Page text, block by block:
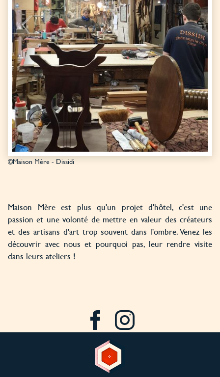
©Maison Mère - Dissidi
Maison Mère est plus qu'un projet d'hôtel, c'est une
passion et une volonté de mettre en valeur des créateurs
et des artisans d'art trop souvent dans l'ombre. Venez les
découvrir avec nous et pourquoi pas, leur rendre visite
dans leurs ateliers !